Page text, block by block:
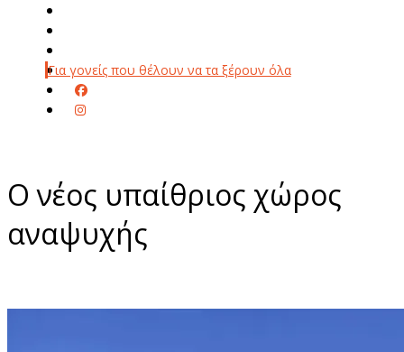
Για γονείς που θέλουν να τα ξέρουν όλα
Ο νέος υπαίθριος χώρος
αναψυχής